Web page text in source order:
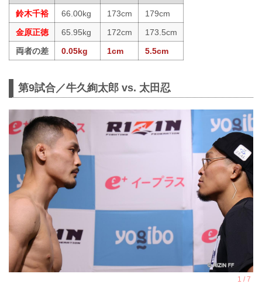
鈴木千裕
66.00kg 173cm
179cm
金原正徳
65.95kg 172cm
173.5cm
両者の差
0.05kg 1cm 5.5cm
第9試合／牛久絢太郎 vs. 太田忍